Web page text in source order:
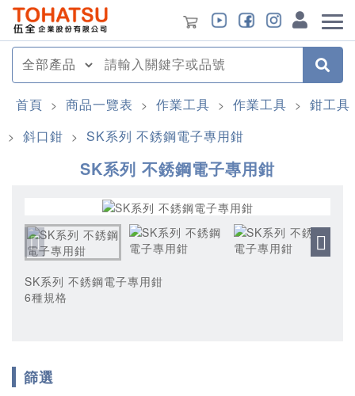
首頁 > 商品一覽表 > 作業工具 > 作業工具 > 鉗工具
> 斜口鉗 > SK系列 不銹鋼電子專用鉗
SK系列 不銹鋼電子專用鉗
SK系列 不銹鋼電子專用鉗
6種規格
篩選